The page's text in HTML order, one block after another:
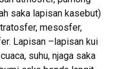
saka lapisan kasebut)
mesosfer,
Lapisan –lapisan kui
suhu, njaga saka